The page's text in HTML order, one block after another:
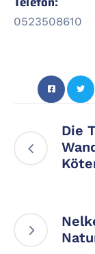
0523508610
Die